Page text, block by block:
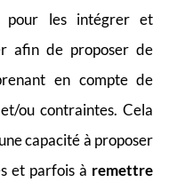
pour les intégrer et
afin de proposer de
en compte de
et/ou contraintes. Cela
capacité à proposer
et parfois à remettre